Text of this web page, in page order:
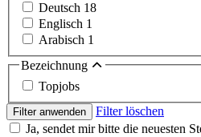
Deutsch 18
Englisch 1
Arabisch 1
Bezeichnung
Topjobs
Filter anwenden
Filter löschen
Ja, sendet mir bitte die neuesten